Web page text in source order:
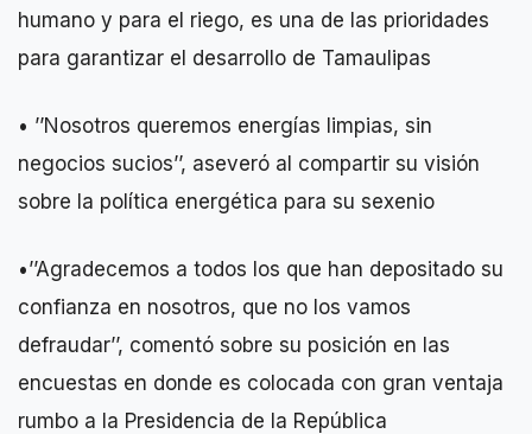
humano y para el riego, es una de las prioridades
para garantizar el desarrollo de Tamaulipas
• ’’Nosotros queremos energías limpias, sin
negocios sucios’’, aseveró al compartir su visión
sobre la política energética para su sexenio
•’’Agradecemos a todos los que han depositado su
confianza en nosotros, que no los vamos
defraudar’’, comentó sobre su posición en las
encuestas en donde es colocada con gran ventaja
rumbo a la Presidencia de la República